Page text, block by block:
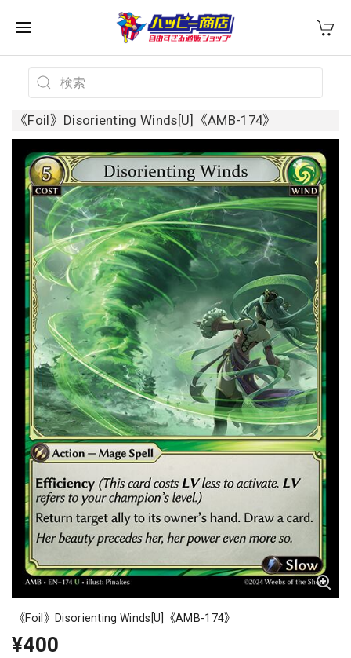
《Foil》Disorienting Winds[U]《AMB-174》
《Foil》Disorienting Winds[U]《AMB-174》
¥400